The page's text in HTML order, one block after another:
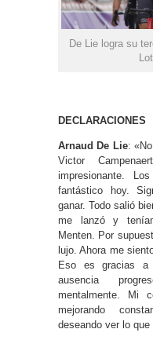
De Lie logra su
DECLARACIONES
Arnaud De Lie:
Victor
impresionante.
fantástico hoy.
ganar. Todo salió
me lanzó y
Menten. Por
lujo. Ahora me
Eso es gracias a
ausencia
mentalmente. Mi
mejorando
deseando ver lo